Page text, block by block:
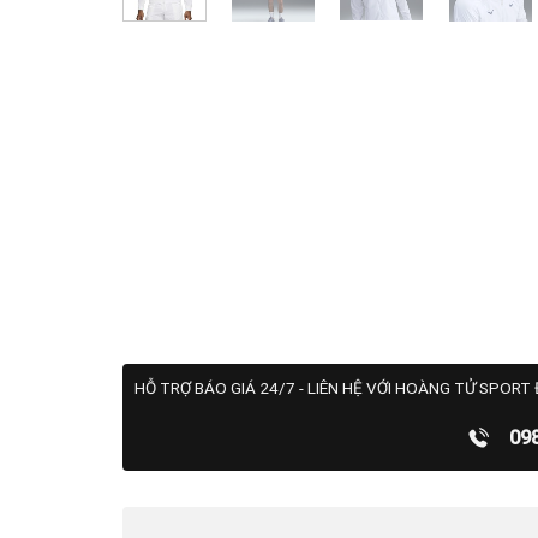
HỖ TRỢ BÁO GIÁ 24/7 - LIÊN HỆ VỚI HOÀNG TỬ